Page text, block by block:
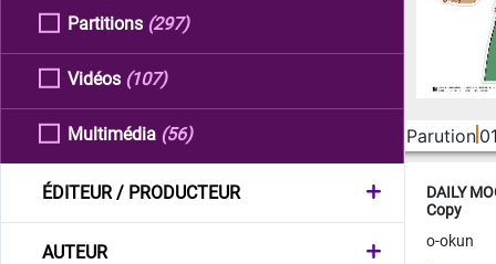
Partitions (297)
Vidéos (107)
Multimédia (56)
ÉDITEUR / PRODUCTEUR
AUTEUR
Parution
DAILY
Copy
o-okun